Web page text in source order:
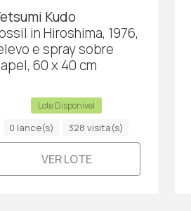
Kudo
in Hiroshima, 1976,
e spray sobre
60 x 40 cm
Lote Disponível
0 lance(s) 328 visita(s)
VER LOTE